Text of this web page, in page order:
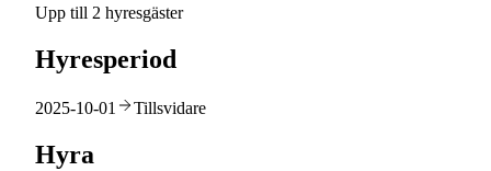
Upp till 2 hyresgäster
Hyresperiod
2025-10-01 Tillsvidare
Hyra